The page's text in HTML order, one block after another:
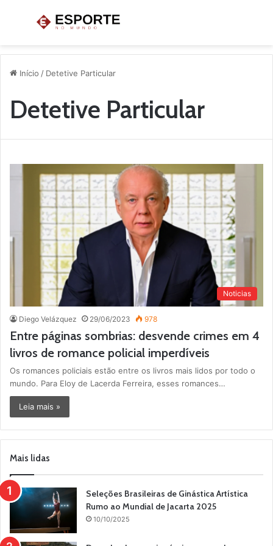
Menu
Início / Detetive Particular
Detetive Particular
Noticias
Diego Velázquez 29/06/2023 978
Entre páginas sombrias: desvende crimes em 4
livros de romance policial imperdíveis
Os romances policiais estão entre os livros mais lidos por todo o
mundo. Para Eloy de Lacerda Ferreira, esses romances…
Leia mais »
Mais lidas
Seleções Brasileiras de Ginástica Artística
Rumo ao Mundial de Jacarta 2025
10/10/2025